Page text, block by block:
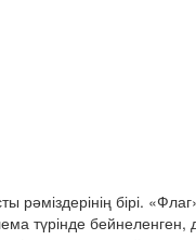
рәміздерінің бірі.
түрінде бейнеленген,